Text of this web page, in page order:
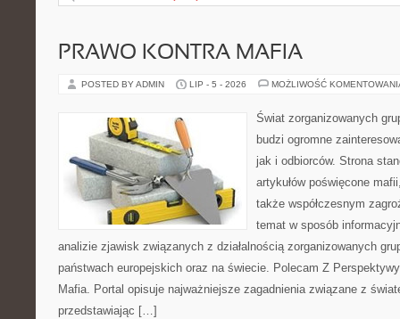
PRAWO KONTRA MAFIA
POSTED BY ADMIN LIP - 5 - 2026 MOŻLIWOŚĆ
Świat zorganizowanych
budzi ogromne
jak i odbiorców. Strona
artykułów poświęcone
także współczesnym
temat w sposób
analizie zjawisk związanych z działalnością zorganizowanych
państwach europejskich oraz na świecie. Polecam Z
Mafia. Portal opisuje najważniejsze zagadnienia związane z
przedstawiając […]